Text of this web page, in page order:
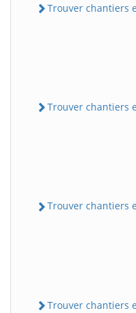
Trouver chantiers
Trouver chantiers
Trouver chantiers
Trouver chantiers